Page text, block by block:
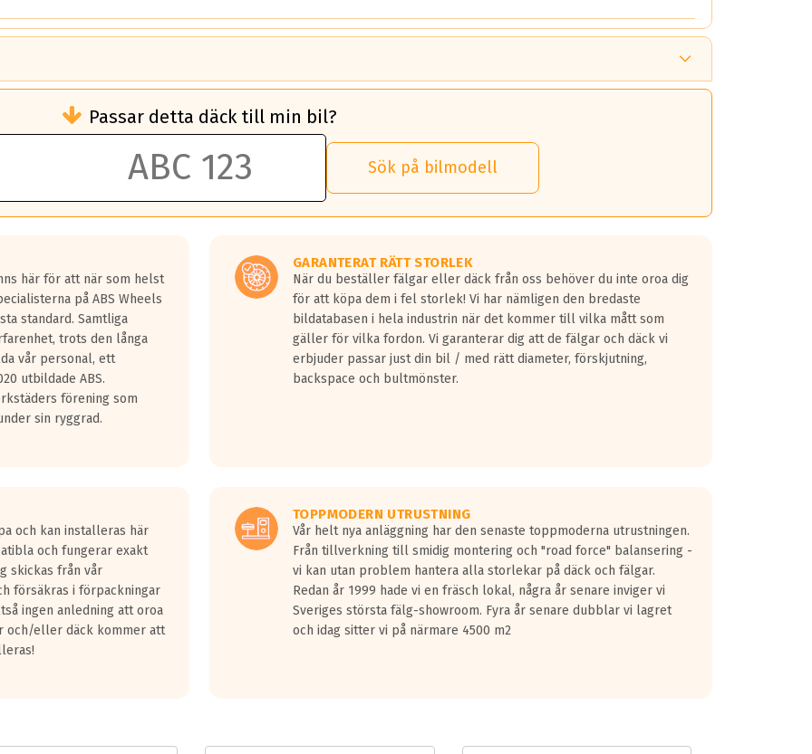
än ett klass G däck.
50 liter bränsle med ett klass A däck gentemot ett klass G däck.
vilken rutt du kör, samt vilken körstil du använder.
lastbilar.
på en väg där det ligger 0.5-1.5 mm vatten.
fyra billängder( ca 18meter) mellan däck med betyg A gentemot
överträffa motorljudet.
ett däck med vågar. Hög bullernivå markeras med svarta vågor
kraven som finns i dagsläget, men är inte längre tillåtna enligt nya
Passar detta däck till min bil?
Sök på bilmodell
här för att när som helst
på ABS Wheels
standard. Samtliga
trots den långa
vår personal, ett
utbildade ABS.
förening som
sin ryggrad.
GARANTERAT RÄTT STORLEK
När du beställer fälgar eller däck från oss behöver du inte oroa dig
för att köpa dem i fel storlek! Vi har nämligen den bredaste
bildatabasen i hela industrin när det kommer till vilka mått som
gäller för vilka fordon. Vi garanterar dig att de fälgar och däck vi
erbjuder passar just din bil / med rätt diameter, förskjutning,
backspace och bultmönster.
och kan installeras här
och fungerar exakt
skickas från vår
försäkras i förpackningar
ingen anledning att oroa
och/eller däck kommer att
TOPPMODERN UTRUSTNING
Vår helt nya anläggning har den senaste toppmoderna utrustningen.
Från tillverkning till smidig montering och "road force" balansering -
vi kan utan problem hantera alla storlekar på däck och fälgar.
Redan år 1999 hade vi en fräsch lokal, några år senare inviger vi
Sveriges största fälg-showroom. Fyra år senare dubblar vi lagret
och idag sitter vi på närmare 4500 m2